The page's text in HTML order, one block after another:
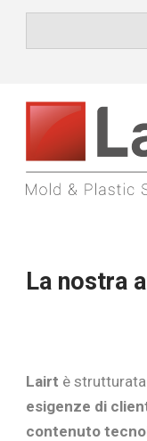
La nostra
Lairt è
esigenze di
contenuto